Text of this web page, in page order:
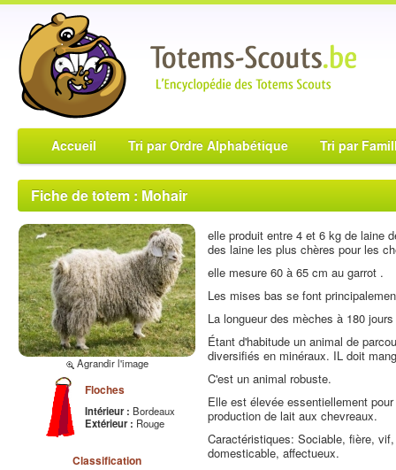
Accueil Tri par Ordre Alphabétique Tri par
Fiche de totem : Mohair
Agrandir l'image
Floches
Intérieur : Bordeaux
Extérieur : Rouge
Classification
elle produit entre 4 et 6 kg de laine
des laine les plus chères pour les
elle mesure 60 à 65 cm au garrot .
Les mises bas se font
La longueur des mèches à 180
Étant d'habitude un animal de
diversifiés en minéraux. IL doit
C'est un animal robuste.
Elle est élevée essentiellement
production de lait aux chevreaux.
Caractéristiques: Sociable, fière,
domesticable, affectueux.